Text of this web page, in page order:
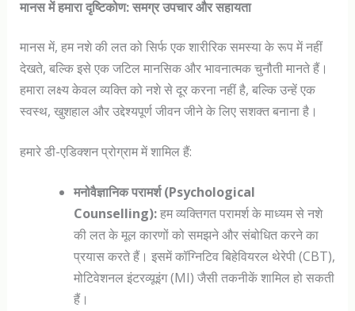
मानस में हमारा दृष्टिकोण: समग्र उपचार और सहायता
मानस में, हम नशे की लत को सिर्फ एक शारीरिक समस्या के रूप में नहीं
देखते, बल्कि इसे एक जटिल मानसिक और भावनात्मक चुनौती मानते हैं।
हमारा लक्ष्य केवल व्यक्ति को नशे से दूर करना नहीं है, बल्कि उन्हें एक
स्वस्थ, खुशहाल और उद्देश्यपूर्ण जीवन जीने के लिए सशक्त बनाना है।
हमारे डी-एडिक्शन प्रोग्राम में शामिल हैं:
मनोवैज्ञानिक परामर्श (Psychological
Counselling):हम व्यक्तिगत परामर्श के माध्यम से नशे
की लत के मूल कारणों को समझने और संबोधित करने का
प्रयास करते हैं। इसमें कॉग्निटिव बिहेवियरल थेरेपी (CBT),
मोटिवेशनल इंटरव्यूइंग (MI) जैसी तकनीकें शामिल हो सकती
हैं।